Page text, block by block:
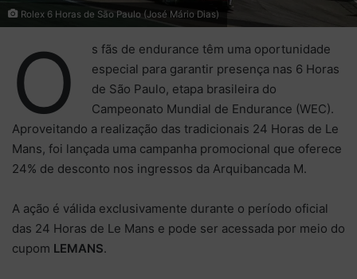
Rolex 6 Horas de São Paulo (José Mário Dias)
O
s fãs de endurance têm uma oportunidade
especial para garantir presença nas 6 Horas
de São Paulo, etapa brasileira do
Campeonato Mundial de Endurance (WEC).
Aproveitando a realização das tradicionais 24 Horas de Le
Mans, foi lançada uma campanha promocional que oferece
24% de desconto nos ingressos da Arquibancada M.
A ação é válida exclusivamente durante o período oficial
das 24 Horas de Le Mans e pode ser acessada por meio do
cupom LEMANS.